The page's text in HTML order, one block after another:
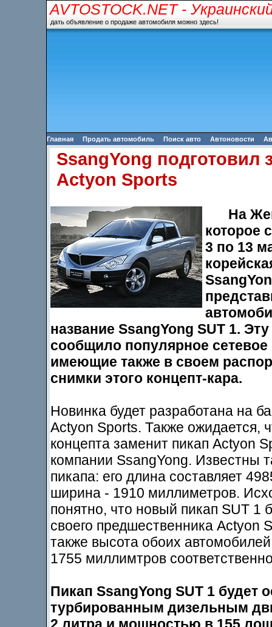
AVTOSTOCK.NET-
дать объявление о продаже автомобиля можно здесь!
Главная Продать автомобиль Поиск авто Автоновости
SsangYong подготовил
Actyon Sports
На
которое
3 по 13
название SsangYong SUT 1.
сообщило популярное
имеющие также в своем
снимки этого концепт-кара.
Новинка будет разработана на
Actyon Sports. Также ожидается,
концепта заменит пикап Actyon
компании SsangYong. Известны
пикапа: его длина составляет
ширина - 1910 миллиметров.
понятно, что новый пикап SUT 1
своего предшественника Actyon
также высота обоих
1755 миллимтров
Пикап SsangYong SUT 1 будет
турбированным дизельным